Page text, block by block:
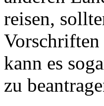
reisen,
kann es
zu